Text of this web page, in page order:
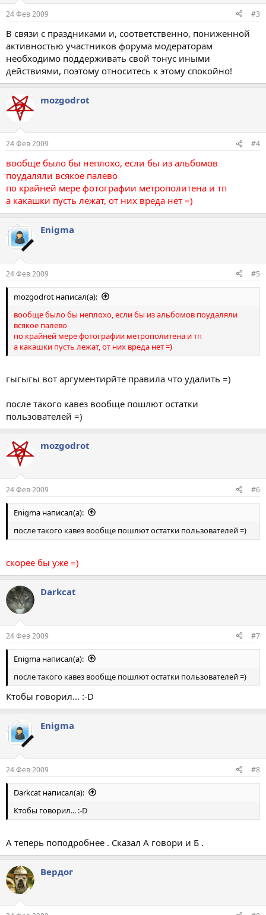
24 Фев 2009 #3
В связи с праздниками и, соответственно, пониженной
активностью участников форума модераторам
необходимо поддерживать свой тонус иными
действиями, поэтому относитесь к этому спокойно!
mоzgodrot
24 Фев 2009 #4
вообще было бы неплохо, если бы из альбомов
поудаляли всякое палево
по крайней мере фотографии метрополитена и тп
а какашки пусть лежат, от них вреда нет =)
Enigma
24 Фев 2009 #5
mоzgodrot написал(а):
вообще было бы неплохо, если бы из альбомов поудаляли
всякое палево
по крайней мере фотографии метрополитена и тп
а какашки пусть лежат, от них вреда нет =)
гыгыгы вот аргументирйте правила что удалить =)
после такого кавез вообще пошлют остатки
пользователей =)
mоzgodrot
24 Фев 2009 #6
Enigma написал(а):
после такого кавез вообще пошлют остатки пользователей =)
скорее бы уже =)
Darkcat
24 Фев 2009 #7
Enigma написал(а):
после такого кавез вообще пошлют остатки пользователей =)
Ктобы говорил... :-D
Enigma
24 Фев 2009 #8
Darkcat написал(а):
Ктобы говорил... :-D
А теперь поподробнее . Сказал А говори и Б .
Вердог